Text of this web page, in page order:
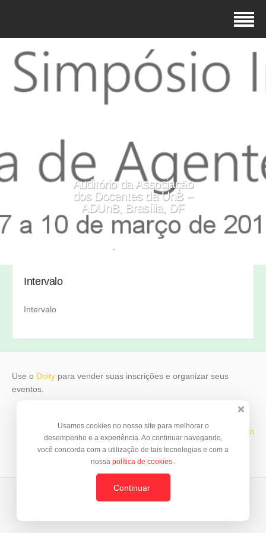
Auditório da Associação
dos Docentes da UnB –
ADUnB, Brasília, DF
Intervalo
Intervalo
Use o Doity para vender suas inscrições e organizar seus
eventos.
Template by © BrazilJS Foundation
Usamos cookies no nosso site para melhorar o
desempenho e a experiência. Ao continuar navegando,
você concorda com a utilização de tais tecnologias e com a
nossa política de cookies .
Continuar